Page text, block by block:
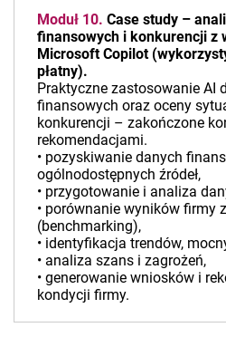
Moduł 10. Case study –
finansowych i konkurencji z
Microsoft Copilot
płatny).
Praktyczne zastosowanie AI
finansowych oraz oceny
konkurencji – zakończone
rekomendacjami.
• pozyskiwanie danych
ogólnodostępnych źródeł,
• przygotowanie i analiza
• porównanie wyników firmy
(benchmarking),
• identyfikacja trendów,
• analiza szans i zagrożeń,
• generowanie wniosków i
kondycji firmy.